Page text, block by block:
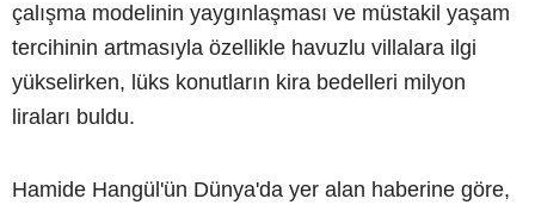
çalışma modelinin yaygınlaşması ve müstakil yaşam
tercihinin artmasıyla özellikle havuzlu villalara ilgi
yükselirken, lüks konutların kira bedelleri milyon
liraları buldu.
Hamide Hangül'ün Dünya'da yer alan haberine göre,